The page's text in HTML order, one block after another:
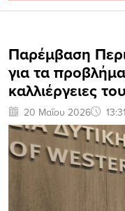
Παρέμβαση
για τα
καλλιέργειες
20 Μαΐου 2026 13:31